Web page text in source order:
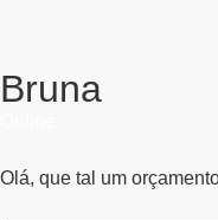
Bruna
Olá, que tal um